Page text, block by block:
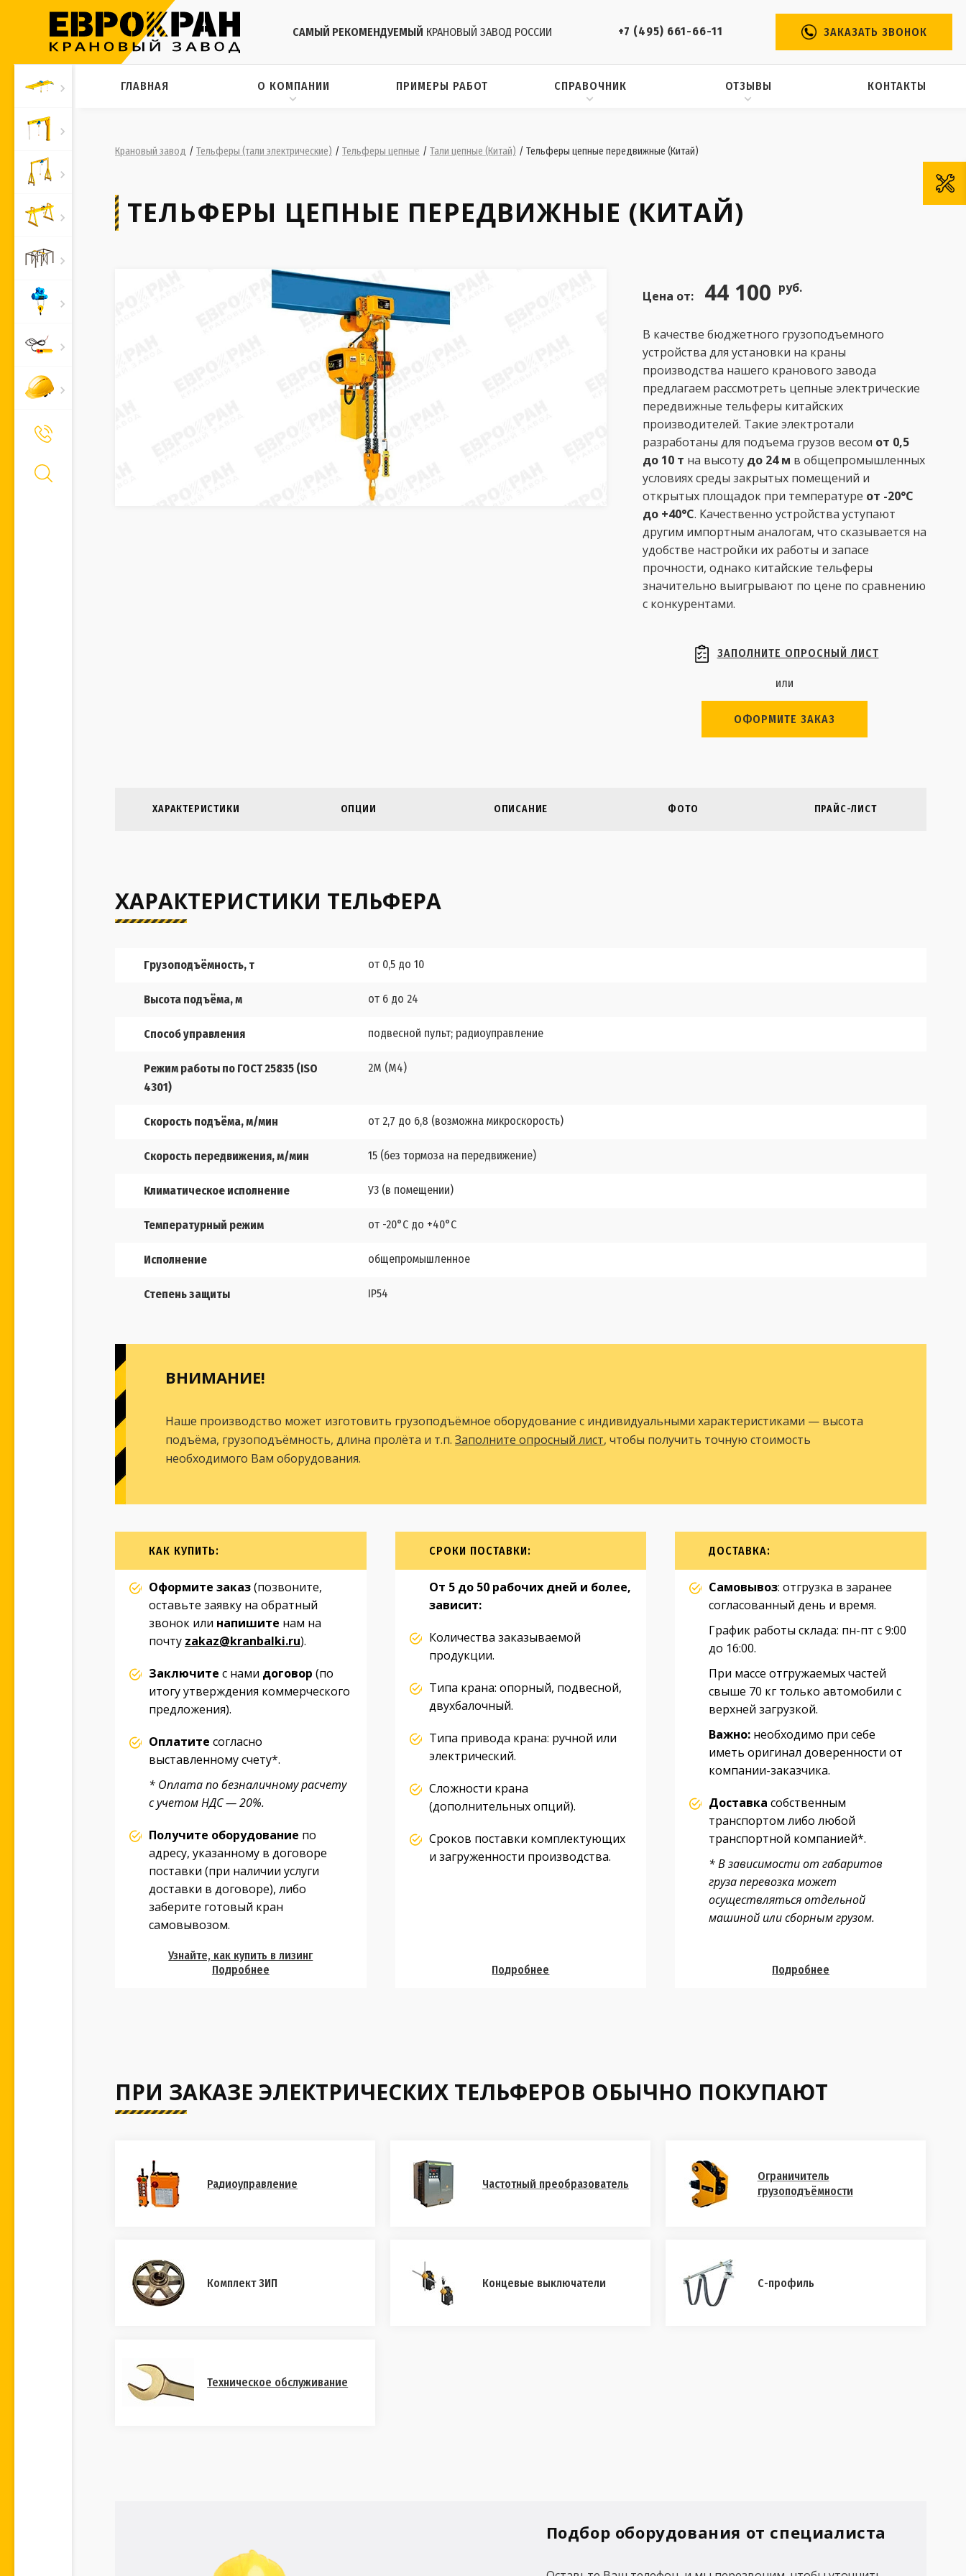
САМЫЙ РЕКОМЕНДУЕМЫЙ КРАНОВЫЙ ЗАВОД РОССИИ +7 (495) 661-66-11 ЗАКАЗАТЬ ЗВОНОК
ГЛАВНАЯ О КОМПАНИИ ПРИМЕРЫ РАБОТ СПРАВОЧНИК ОТЗЫВЫ КОНТАКТЫ
Крановый завод / Тельферы (тали электрические) / Тельферы цепные / Тали цепные (Китай) / Тельферы цепные передвижные (Китай)
ТЕЛЬФЕРЫ ЦЕПНЫЕ ПЕРЕДВИЖНЫЕ (КИТАЙ)
Цена от: 44 100 руб.
В качестве бюджетного грузоподъемного
устройства для установки на краны
производства нашего кранового завода
предлагаем рассмотреть цепные электрические
передвижные тельферы китайских
производителей. Такие электротали
разработаны для подъема грузов весом от 0,5
до 10 т на высоту до 24 м в общепромышленных
условиях среды закрытых помещений и
открытых площадок при температуре от -20°С
до +40°С. Качественно устройства уступают
другим импортным аналогам, что сказывается на
удобстве настройки их работы и запасе
прочности, однако китайские тельферы
значительно выигрывают по цене по сравнению
с конкурентами.
ЗАПОЛНИТЕ ОПРОСНЫЙ ЛИСТ
или
ОФОРМИТЕ ЗАКАЗ
ХАРАКТЕРИСТИКИ ОПЦИИ ОПИСАНИЕ ФОТО ПРАЙС-ЛИСТ
ХАРАКТЕРИСТИКИ ТЕЛЬФЕРА
Грузоподъёмность, т от 0,5 до 10
Высота подъёма, м от 6 до 24
Способ управления подвесной пульт; радиоуправление
Режим работы по ГОСТ 25835 (ISO
4301)
2М (М4)
Скорость подъёма, м/мин от 2,7 до 6,8 (возможна микроскорость)
Скорость передвижения, м/мин 15 (без тормоза на передвижение)
Климатическое исполнение У3 (в помещении)
Температурный режим от -20°С до +40°С
Исполнение общепромышленное
Степень защиты IP54
ВНИМАНИЕ!
Наше производство может изготовить грузоподъёмное оборудование с индивидуальными характеристиками — высота
подъёма, грузоподъёмность, длина пролёта и т.п. Заполните опросный лист, чтобы получить точную стоимость
необходимого Вам оборудования.
КАК КУПИТЬ:
Оформите заказ(позвоните,
оставьте заявку на обратный
звонок или напишите нам на
почту zakaz@kranbalki.ru).
Заключите с нами договор (по
итогу утверждения коммерческого
предложения).
Оплатите согласно
выставленному счету*.
* Оплата по безналичному расчету
с учетом НДС — 20%.
Получите оборудование по
адресу, указанному в договоре
поставки (при наличии услуги
доставки в договоре), либо
заберите готовый кран
самовывозом.
Узнайте, как купить в лизинг
Подробнее
СРОКИ ПОСТАВКИ:
От 5 до 50 рабочих дней и более,
зависит:
Количества заказываемой
продукции.
Типа крана: опорный, подвесной,
двухбалочный.
Типа привода крана: ручной или
электрический.
Сложности крана
(дополнительных опций).
Сроков поставки комплектующих
и загруженности производства.
Подробнее
ДОСТАВКА:
Самовывоз: отгрузка в заранее
согласованный день и время.
График работы склада: пн-пт с 9:00
до 16:00.
При массе отгружаемых частей
свыше 70 кг только автомобили с
верхней загрузкой.
Важно: необходимо при себе
иметь оригинал доверенности от
компании-заказчика.
Доставка собственным
транспортом либо любой
транспортной компанией*.
* В зависимости от габаритов
груза перевозка может
осуществляться отдельной
машиной или сборным грузом.
Подробнее
ПРИ ЗАКАЗЕ ЭЛЕКТРИЧЕСКИХ ТЕЛЬФЕРОВ ОБЫЧНО ПОКУПАЮТ
Радиоуправление Частотный преобразователь
Ограничитель
грузоподъёмности
Комплект ЗИП Концевые выключатели С-профиль
Техническое обслуживание
Подбор оборудования от специалиста